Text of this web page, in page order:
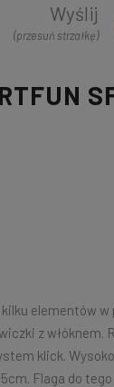
Wyślij
(przesuń strzałkę)
elementów
z włóknem.
klick.
Flaga do